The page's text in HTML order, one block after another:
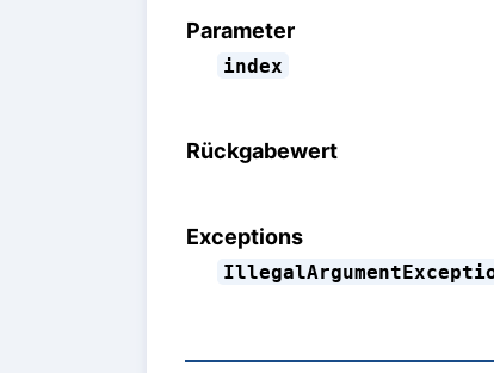
Parameter
index
Rückgabewert
Exceptions